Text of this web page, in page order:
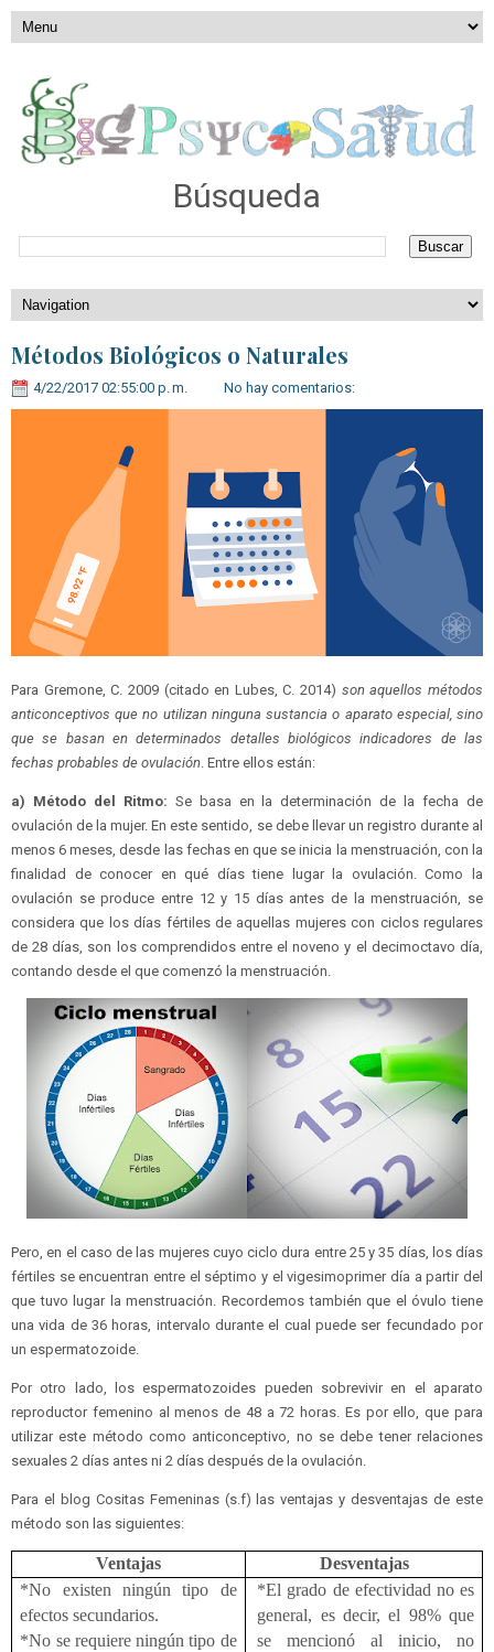
Búsqueda
Métodos Biológicos o Naturales
4/22/2017 02:55:00 p. m. No hay comentarios:
Para Gremone, C. 2009 (citado en Lubes, C. 2014) son aquellos métodos
anticonceptivos que no utilizan ninguna sustancia o aparato especial, sino
que se basan en determinados detalles biológicos indicadores de las
fechas probables de ovulación. Entre ellos están:
a) Método del Ritmo: Se basa en la determinación de la fecha de
ovulación de la mujer. En este sentido, se debe llevar un registro durante al
menos 6 meses, desde las fechas en que se inicia la menstruación, con la
finalidad de conocer en qué días tiene lugar la ovulación. Como la
ovulación se produce entre 12 y 15 días antes de la menstruación, se
considera que los días fértiles de aquellas mujeres con ciclos regulares
de 28 días, son los comprendidos entre el noveno y el decimoctavo día,
contando desde el que comenzó la menstruación.
Pero, en el caso de las mujeres cuyo ciclo dura entre 25 y 35 días, los días
fértiles se encuentran entre el séptimo y el vigesimoprimer día a partir del
que tuvo lugar la menstruación. Recordemos también que el óvulo tiene
una vida de 36 horas, intervalo durante el cual puede ser fecundado por
un espermatozoide.
Por otro lado, los espermatozoides pueden sobrevivir en el aparato
reproductor femenino al menos de 48 a 72 horas. Es por ello, que para
utilizar este método como anticonceptivo, no se debe tener relaciones
sexuales 2 días antes ni 2 días después de la ovulación.
Para el blog Cositas Femeninas (s.f) las ventajas y desventajas de este
método son las siguientes:
Ventajas
Desventajas
*No existen ningún tipo de
efectos secundarios.
*No se requiere ningún tipo de
*El grado de efectividad no es
general, es decir, el 98% que
se mencionó al inicio, no